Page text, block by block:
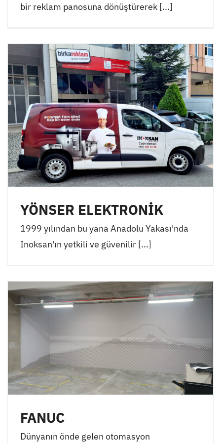
bir reklam panosuna dönüştürerek [...]
YÖNSER ELEKTRONİK
1999 yılından bu yana Anadolu Yakası'nda
Inoksan'ın yetkili ve güvenilir [...]
FANUC
Dünyanın önde gelen otomasyon